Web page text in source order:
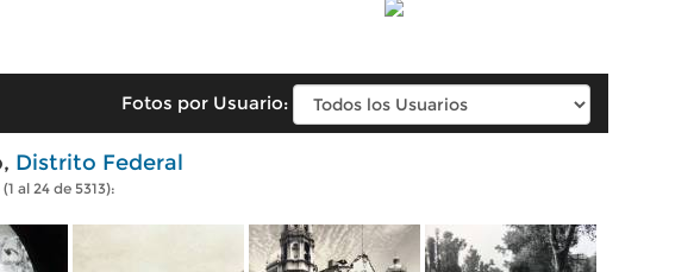
Fotos por Usuario:
Distrito Federal
al 24 de 5313):